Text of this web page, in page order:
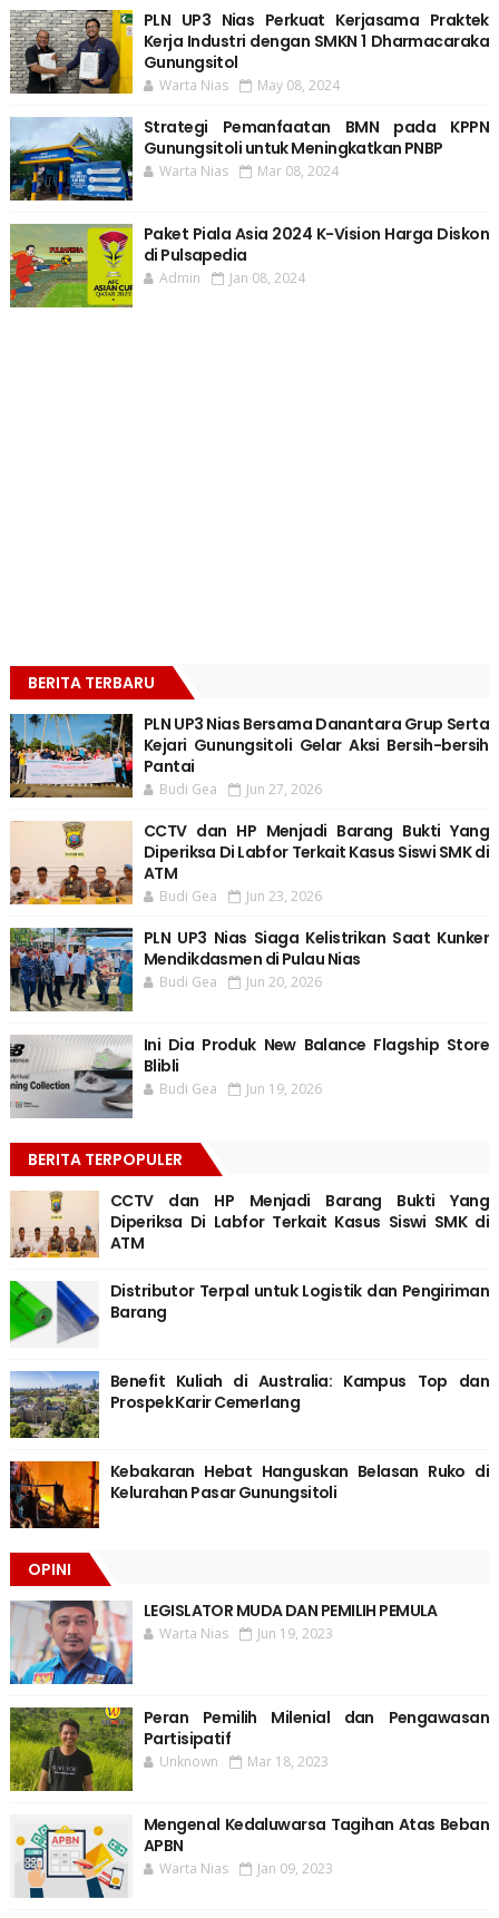
PLN UP3 Nias Perkuat Kerjasama Praktek
Kerja Industri dengan SMKN 1 Dharmacaraka
Gunungsitol
Warta Nias May 08, 2024
Strategi Pemanfaatan BMN pada KPPN
Gunungsitoli untuk Meningkatkan PNBP
Warta Nias Mar 08, 2024
Paket Piala Asia 2024 K-Vision Harga Diskon
di Pulsapedia
Admin Jan 08, 2024
BERITA TERBARU
PLN UP3 Nias Bersama Danantara Grup Serta
Kejari Gunungsitoli Gelar Aksi Bersih-bersih
Pantai
Budi Gea Jun 27, 2026
CCTV dan HP Menjadi Barang Bukti Yang
Diperiksa Di Labfor Terkait Kasus Siswi SMK di
ATM
Budi Gea Jun 23, 2026
PLN UP3 Nias Siaga Kelistrikan Saat Kunker
Mendikdasmen di Pulau Nias
Budi Gea Jun 20, 2026
Ini Dia Produk New Balance Flagship Store
Blibli
Budi Gea Jun 19, 2026
BERITA TERPOPULER
CCTV dan HP Menjadi Barang Bukti Yang
Diperiksa Di Labfor Terkait Kasus Siswi SMK di
ATM
Distributor Terpal untuk Logistik dan Pengiriman
Barang
Benefit Kuliah di Australia: Kampus Top dan
Prospek Karir Cemerlang
Kebakaran Hebat Hanguskan Belasan Ruko di
Kelurahan Pasar Gunungsitoli
OPINI
LEGISLATOR MUDA DAN PEMILIH PEMULA
Warta Nias Jun 19, 2023
Peran Pemilih Milenial dan Pengawasan
Partisipatif
Unknown Mar 18, 2023
Mengenal Kedaluwarsa Tagihan Atas Beban
APBN
Warta Nias Jan 09, 2023